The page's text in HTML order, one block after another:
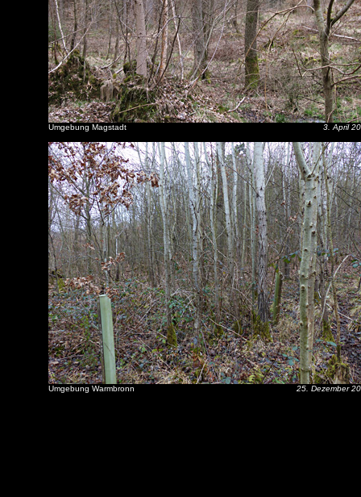
Umgebung Magstadt 3. April
Umgebung Warmbronn 25. Dezember